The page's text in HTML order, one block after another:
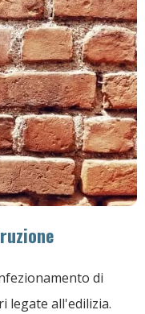
di
legate all'edilizia.